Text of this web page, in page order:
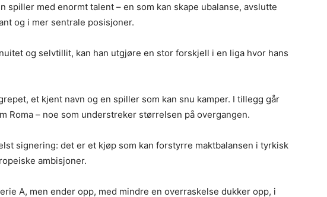
spiller med enormt talent – en som kan skape ubalanse, avslutte
og i mer sentrale posisjoner.
og selvtillit, kan han utgjøre en stor forskjell i en liga hvor hans
et kjent navn og en spiller som kan snu kamper. I tillegg går
Roma – noe som understreker størrelsen på overgangen.
signering: det er et kjøp som kan forstyrre maktbalansen i tyrkisk
ambisjoner.
A, men ender opp, med mindre en overraskelse dukker opp, i